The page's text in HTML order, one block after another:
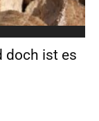
doch ist es